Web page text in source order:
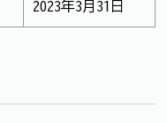
2023年3月31日